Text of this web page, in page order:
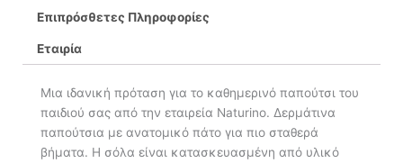
Επιπρόσθετες Πληροφορίες
Εταιρία
Μια ιδανική πρόταση για το καθημερινό παπούτσι του
παιδιού σας από την εταιρεία Naturino. Δερμάτινα
παπούτσια με ανατομικό πάτο για πιο σταθερά
βήματα. Η σόλα είναι κατασκευασμένη από υλικό